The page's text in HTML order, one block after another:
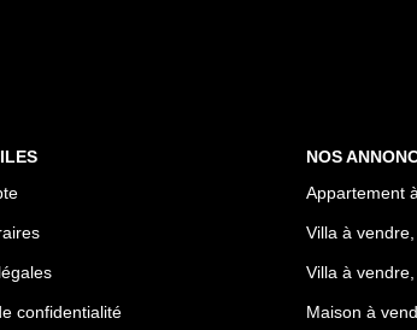
confidentialité
NOS
Appartement
Villa à vendre,
Villa à
Maison à